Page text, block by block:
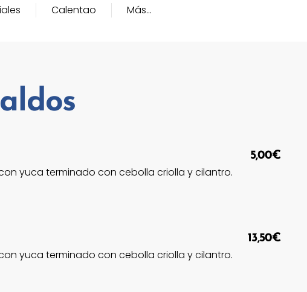
Calentao Más…
5,00€
yuca terminado con cebolla criolla y cilantro.
13,50€
yuca terminado con cebolla criolla y cilantro.